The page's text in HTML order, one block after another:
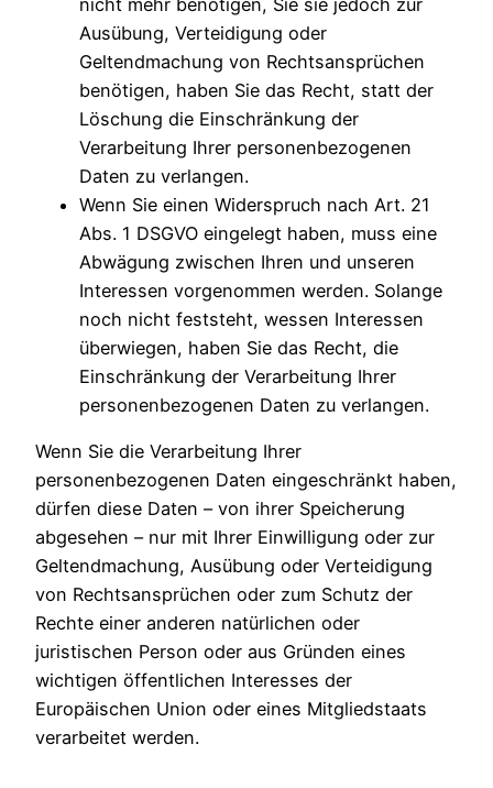
Ausübung, Verteidigung oder
Geltendmachung von Rechtsansprüchen
benötigen, haben Sie das Recht, statt der
Löschung die Einschränkung der
Verarbeitung Ihrer personenbezogenen
Daten zu verlangen.
Wenn Sie einen Widerspruch nach Art. 21
Abs. 1 DSGVO eingelegt haben, muss eine
Abwägung zwischen Ihren und unseren
Interessen vorgenommen werden. Solange
noch nicht feststeht, wessen Interessen
überwiegen, haben Sie das Recht, die
Einschränkung der Verarbeitung Ihrer
personenbezogenen Daten zu verlangen.
Wenn Sie die Verarbeitung Ihrer
personenbezogenen Daten eingeschränkt haben,
dürfen diese Daten – von ihrer Speicherung
abgesehen – nur mit Ihrer Einwilligung oder zur
Geltendmachung, Ausübung oder Verteidigung
von Rechtsansprüchen oder zum Schutz der
Rechte einer anderen natürlichen oder
juristischen Person oder aus Gründen eines
wichtigen öffentlichen Interesses der
Europäischen Union oder eines Mitgliedstaats
verarbeitet werden.